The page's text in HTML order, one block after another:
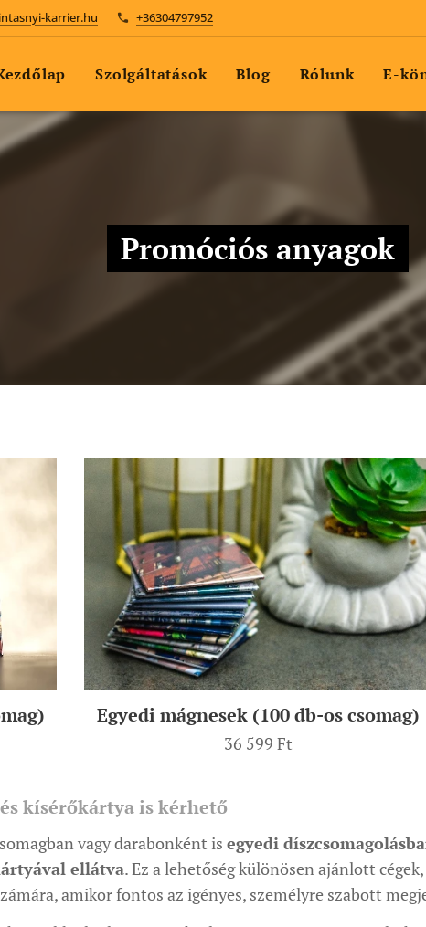
karrier.hu +36304797952
Szolgáltatások Blog Rólunk E-
Promóciós anyagok
Egyedi mágnesek (100 db-os csomag)
36 599 Ft
kísérőkártya is kérhető
vagy darabonként is egyedi
ellátva. Ez a lehetőség különösen ajánlott
amikor fontos az igényes, személyre szabott